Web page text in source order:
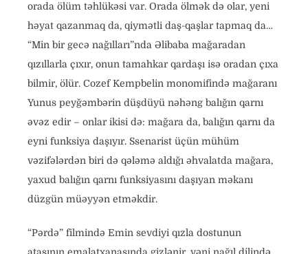
orada ölüm təhlükəsi var. Orada ölmək də olar, yeni
həyat qazanmaq da, qiymətli daş-qaşlar tapmaq da…
“Min bir gecə nağılları”nda Əlibaba mağaradan
qızıllarla çıxır, onun tamahkar qardaşı isə oradan çıxa
bilmir, ölür. Cozef Kempbelin monomifində mağaranı
Yunus peyğəmbərin düşdüyü nəhəng balığın qarnı
əvəz edir – onlar ikisi də: mağara da, balığın qarnı da
eyni funksiya daşıyır. Ssenarist üçün mühüm
vəzifələrdən biri də qələmə aldığı əhvalatda mağara,
yaxud balığın qarnı funksiyasını daşıyan məkanı
düzgün müəyyən etməkdir.
“Pərdə” filmində Emin sevdiyi qızla dostunun